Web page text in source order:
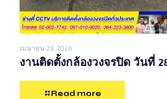
เมษายน 29, 2026
งานติดตั้งกล้องวงจรปิด วันที่
Read more